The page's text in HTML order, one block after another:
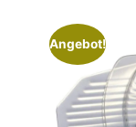
Angebot!